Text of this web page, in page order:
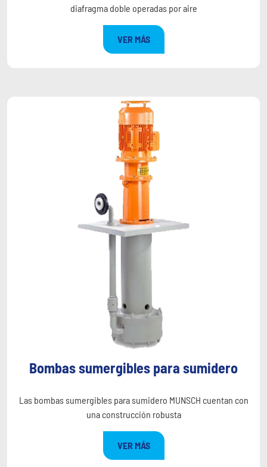
diafragma doble operadas por aire
VER MÁS
Bombas sumergibles para sumidero
Las bombas sumergibles para sumidero MUNSCH cuentan con
una construcción robusta
VER MÁS